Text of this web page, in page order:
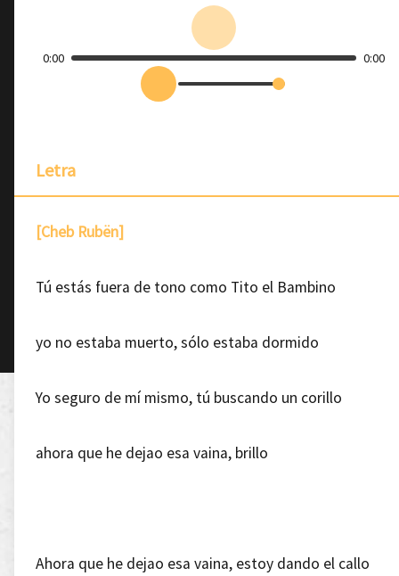
0:00 0:00
Letra
[Cheb Rubën]
Tú estás fuera de tono como Tito el Bambino
yo no estaba muerto, sólo estaba dormido
Yo seguro de mí mismo, tú buscando un corillo
ahora que he dejao esa vaina, brillo
Ahora que he dejao esa vaina, estoy dando el callo